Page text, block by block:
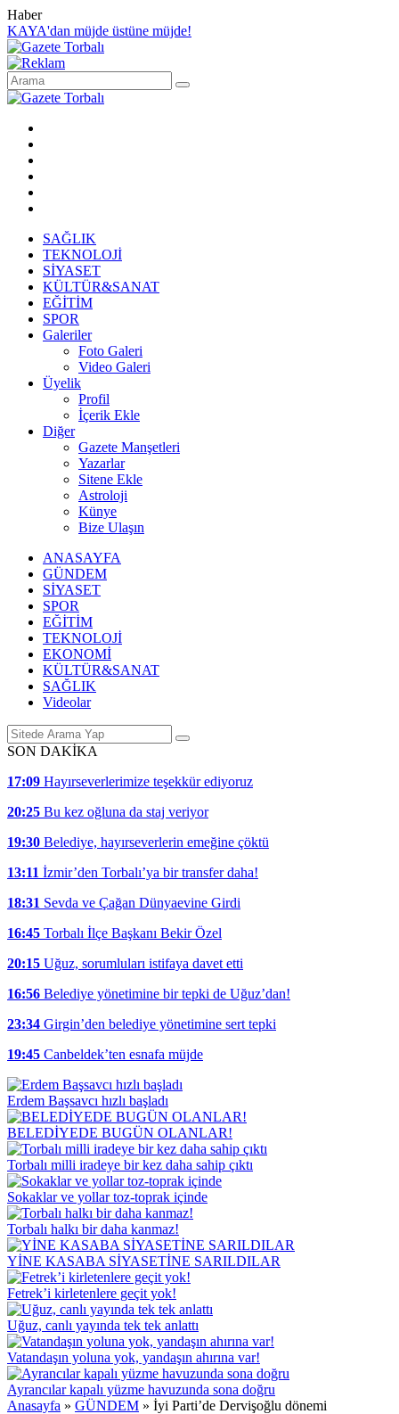
Haber
KAYA'dan müjde üstüne müjde!
SAĞLIK
TEKNOLOJİ
SİYASET
KÜLTÜR&SANAT
EĞİTİM
SPOR
Galeriler
Foto Galeri
Video Galeri
Üyelik
Profil
İçerik Ekle
Diğer
Gazete Manşetleri
Yazarlar
Sitene Ekle
Astroloji
Künye
Bize Ulaşın
ANASAYFA
GÜNDEM
SİYASET
SPOR
EĞİTİM
TEKNOLOJİ
EKONOMİ
KÜLTÜR&SANAT
SAĞLIK
Videolar
SON DAKİKA
17:09 Hayırseverlerimize teşekkür ediyoruz
20:25 Bu kez oğluna da staj veriyor
19:30 Belediye, hayırseverlerin emeğine çöktü
13:11 İzmir’den Torbalı’ya bir transfer daha!
18:31 Sevda ve Çağan Dünyaevine Girdi
16:45 Torbalı İlçe Başkanı Bekir Özel
20:15 Uğuz, sorumluları istifaya davet etti
16:56 Belediye yönetimine bir tepki de Uğuz’dan!
23:34 Girgin’den belediye yönetimine sert tepki
19:45 Canbeldek’ten esnafa müjde
Erdem Başsavcı hızlı başladı
BELEDİYEDE BUGÜN OLANLAR!
Torbalı milli iradeye bir kez daha sahip çıktı
Sokaklar ve yollar toz-toprak içinde
Torbalı halkı bir daha kanmaz!
YİNE KASABA SİYASETİNE SARILDILAR
Fetrek’i kirletenlere geçit yok!
Uğuz, canlı yayında tek tek anlattı
Vatandaşın yoluna yok, yandaşın ahırına var!
Ayrancılar kapalı yüzme havuzunda sona doğru
Anasayfa » GÜNDEM » İyi Parti’de Dervişoğlu dönemi